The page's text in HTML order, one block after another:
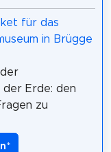
Erde: den
zu
*